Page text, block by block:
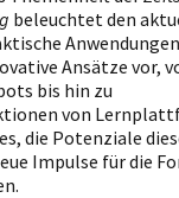
beleuchtet den
Ansätze vor,
bis hin zu
von
die Potenziale
Impulse für die